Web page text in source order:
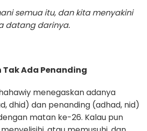
semua itu, dan kita menyakini
datang darinya.
Tak Ada Penanding
menegaskan adanya
dhid) dan penanding (adhad, nid)
matan ke-26. Kalau pun